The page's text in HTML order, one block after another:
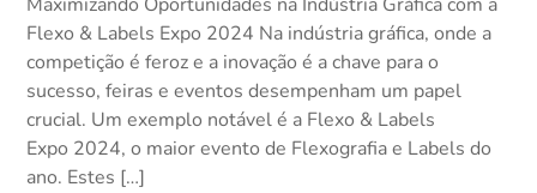
Flexo & Labels Expo 2024 Na indústria gráfica, onde a
competição é feroz e a inovação é a chave para o
sucesso, feiras e eventos desempenham um papel
crucial. Um exemplo notável é a Flexo & Labels
Expo 2024, o maior evento de Flexografia e Labels do
ano. Estes […]